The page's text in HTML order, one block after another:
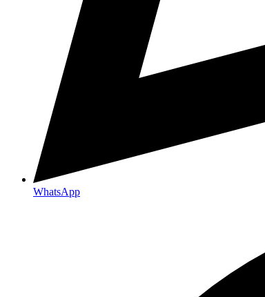
WhatsApp